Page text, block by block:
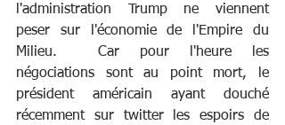
l'administration Trump ne viennent
peser sur l'économie de l'Empire du
Milieu.  Car pour l'heure les
négociations sont au point mort, le
président américain ayant douché
récemment sur twitter les espoirs de